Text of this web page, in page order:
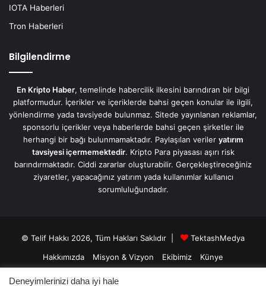
IOTA Haberleri
Tron Haberleri
Bilgilendirme
En Kripto Haber, temelinde habercilik ilkesini barındıran bir bilgi
platformudur. İçerikler ve içeriklerde bahsi geçen konular ile ilgili,
yönlendirme yada tavsiyede bulunmaz. Sitede yayınlanan reklamlar,
sponsorlu içerikler veya haberlerde bahsi geçen şirketler ile
herhangi bir bağı bulunmamaktadır. Paylaşılan veriler yatırım
tavsiyesi içermemektedir. Kripto Para piyasası aşırı risk
barındırmaktadır. Ciddi zararlar oluşturabilir. Gerçekleştireceğiniz
ziyaretler, yapacağınız yatırım yada kullanımlar kullanıcı
sorumluluğundadır.
© Telif Hakkı 2026, Tüm Hakları Saklıdır |
TektashMedya
Hakkımızda
Misyon & Vizyon Ekibimiz
Künye
Üyelik Sözleşmesi
Gizlilik Sözleşmesi
Deneyimlerinizi daha iyi hale